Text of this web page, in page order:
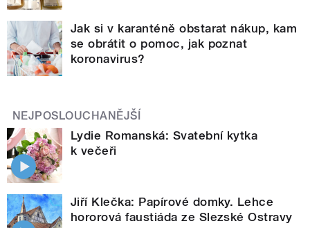
Jak si v karanténě obstarat nákup, kam
se obrátit o pomoc, jak poznat
koronavirus?
NEJPOSLOUCHANĚJŠÍ
Lydie Romanská: Svatební kytka
k večeři
Jiří Klečka: Papírové domky. Lehce
hororová faustiáda ze Slezské Ostravy